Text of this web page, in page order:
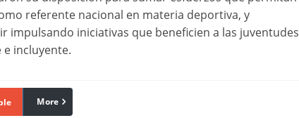
referente nacional en materia deportiva, y
impulsando iniciativas que beneficien a las juventudes
incluyente.
linkedin
More